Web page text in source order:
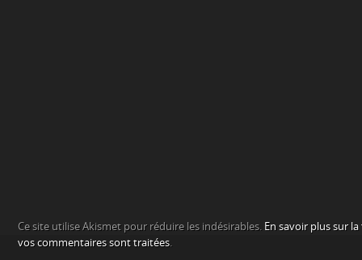
Ce site utilise Akismet pour réduire les indésirables. En savoir plus sur
vos commentaires sont traitées.